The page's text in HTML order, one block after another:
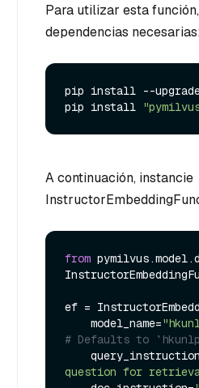
Para utilizar esta
dependencias
pip install --
pip install
A continuación, instancie
from
ef =
    model_name=
# Defaults to
question for